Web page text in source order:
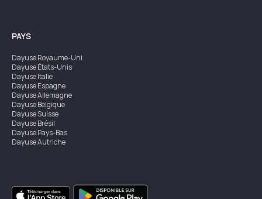
PAYS
DayuseRoyaume-Uni
DayuseÉtats-Unis
DayuseItalie
DayuseEspagne
DayuseAllemagne
DayuseBelgique
DayuseSuisse
DayuseBrésil
DayusePays-Bas
DayuseAutriche
DayuseSingapour